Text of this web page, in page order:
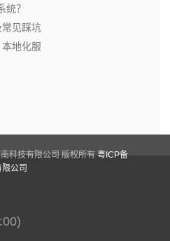
统？
见踩坑
地化服
科技有限公司 版权所有 粤ICP备
公司